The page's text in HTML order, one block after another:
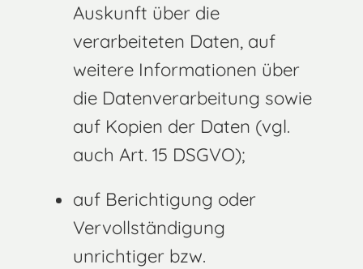
Auskunft über die
verarbeiteten Daten, auf
weitere Informationen über
die Datenverarbeitung sowie
auf Kopien der Daten (vgl.
auch Art. 15 DSGVO);
auf Berichtigung oder
Vervollständigung
unrichtiger bzw.